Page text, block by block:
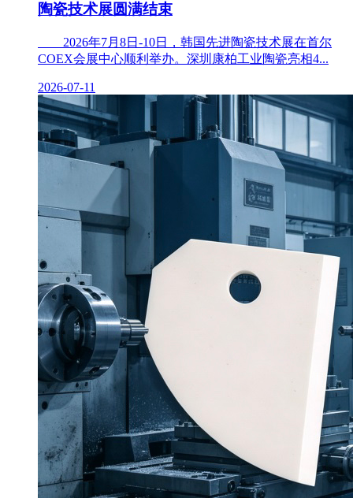
陶瓷技术展圆满结束
2026年7月8日-10日，韩国先进陶瓷技术展在首尔
COEX会展中心顺利举办。深圳康柏工业陶瓷亮相4...
2026-07-11